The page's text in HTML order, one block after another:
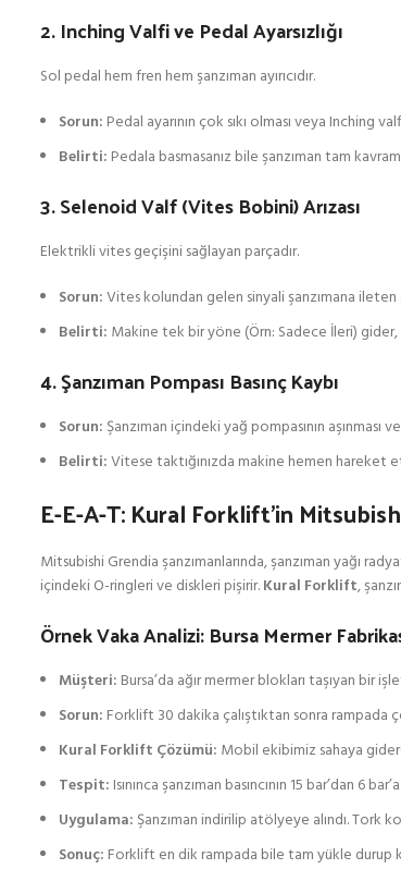
2. Inching Valfi ve Pedal Ayarsızlığı
Sol pedal hem fren hem şanzıman ayırıcıdır.
Sorun: Pedal ayarının çok sıkı olması veya Inching
Belirti: Pedala basmasanız bile şanzıman tam
3. Selenoid Valf (Vites Bobini) Arızası
Elektrikli vites geçişini sağlayan parçadır.
Sorun:Vites kolundan gelen sinyali şanzımana
Belirti: Makine tek bir yöne (Örn: Sadece İleri)
4. Şanzıman Pompası Basınç Kaybı
Sorun: Şanzıman içindeki yağ pompasının aşınması
Belirti:Vitese taktığınızda makine hemen
E-E-A-T: Kural Forklift’in
Mitsubishi Grendia şanzımanlarında, şanzıman yağı
içindeki O-ringleri ve diskleri pişirir.Kural Forklift,
Örnek Vaka Analizi: Bursa Mermer
Müşteri: Bursa’da ağır mermer blokları taşıyan bir
Sorun: Forklift 30 dakika çalıştıktan sonra
Kural Forklift Çözümü: Mobil ekibimiz sahaya
Tespit: Isınınca şanzıman basıncının 15 bar’dan
Uygulama: Şanzıman indirilip atölyeye alındı.
Sonuç: Forklift en dik rampada bile tam yükle durup